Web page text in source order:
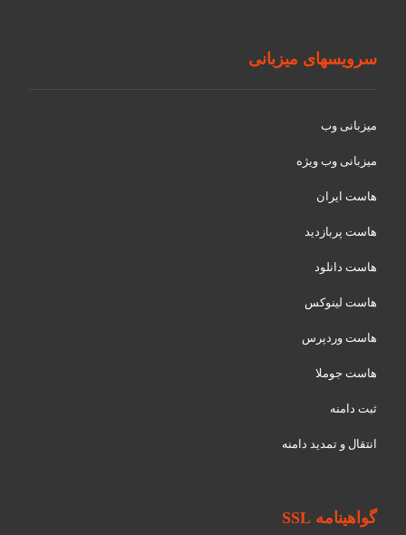
سرویسهای میزبانی
میزبانی وب
میزبانی وب ویژه
هاست ایران
هاست پربازدید
هاست دانلود
هاست لینوکس
هاست وردپرس
هاست جوملا
ثبت دامنه
انتقال و تمدید دامنه
گواهینامه SSL